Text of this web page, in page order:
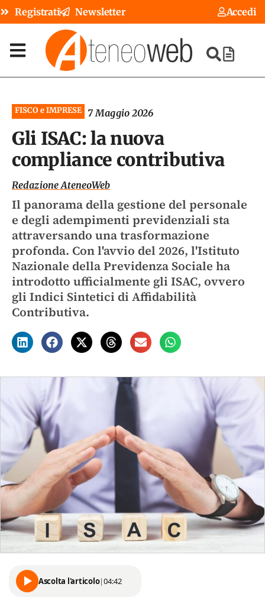
Registrati Newsletter Accedi
FISCO e IMPRESE 7 Maggio 2026
Gli ISAC: la nuova
compliance contributiva
Redazione AteneoWeb
Il panorama della gestione del personale
e degli adempimenti previdenziali sta
attraversando una trasformazione
profonda. Con l'avvio del 2026, l'Istituto
Nazionale della Previdenza Sociale ha
introdotto ufficialmente gli ISAC, ovvero
gli Indici Sintetici di Affidabilità
Contributiva.
Ascolta l'articolo|04:42